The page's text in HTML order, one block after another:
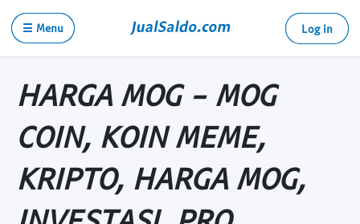
☰ Menu Log in
HARGA MOG - MOG
COIN, KOIN MEME,
KRIPTO, HARGA MOG,